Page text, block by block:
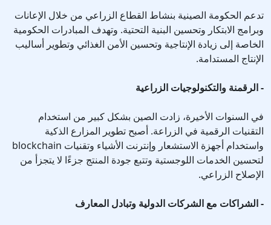
تدعم الحكومة الصينية بنشاط القطاع الزراعي من خلال الإعانات
وبرامج الابتكار وتحسين البنية التحتية. وتهدف المبادرات الحكومية
الخاصة إلى زيادة الإنتاجية وتحسين الأمن الغذائي وتطوير أساليب
الإنتاج المستدامة.
- الرقمنة والتكنولوجيات الزراعية
في السنوات الأخيرة، زادت الصين بشكل كبير من استخدام
التقنيات الرقمية في الزراعة. أصبح تطوير المزارع الذكية
واستخدام أجهزة الاستشعار وإنترنت الأشياء وتقنيات blockchain
لتحسين الخدمات اللوجستية وتتبع جودة المنتج جزءًا لا يتجزأ من
الإصلاح الزراعي.
- الشراكات مع الشركات الدولية وتبادل المعارف